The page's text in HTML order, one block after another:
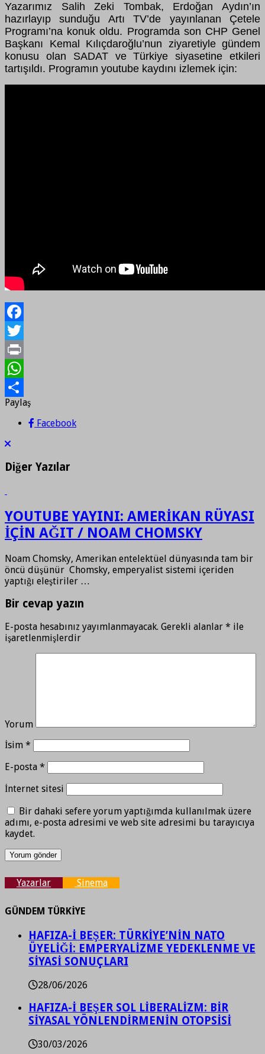
Yazarımız Salih Zeki Tombak, Erdoğan Aydın’ın
hazırlayıp sunduğu Artı TV’de yayınlanan Çetele
Programı’na konuk oldu. Programda son CHP Genel
Başkanı Kemal Kılıçdaroğlu’nun ziyaretiyle gündem
konusu olan SADAT ve Türkiye siyasetine etkileri
tartışıldı. Programın youtube kaydını izlemek için:
Facebook
Twitter
Print
WhatsApp
Paylaş
Paylaş
Facebook
Diğer Yazılar
YOUTUBE YAYINI: AMERİKAN RÜYASI
İÇİN AĞIT / NOAM CHOMSKY
Noam Chomsky, Amerikan entelektüel dünyasında tam bir
öncü düşünür Chomsky, emperyalist sistemi içeriden
yaptığı eleştiriler …
Bir cevap yazın
E-posta hesabınız yayımlanmayacak. Gerekli alanlar * ile
işaretlenmişlerdir
Yorum
İsim *
E-posta *
İnternet sitesi
Bir dahaki sefere yorum yaptığımda kullanılmak üzere
adımı, e-posta adresimi ve web site adresimi bu tarayıcıya
kaydet.
Yazarlar Sinema
GÜNDEM TÜRKİYE
HAFIZA-İ BEŞER: TÜRKİYE’NİN NATO
ÜYELİĞİ: EMPERYALİZME YEDEKLENME VE
SİYASİ SONUÇLARI
28/06/2026
HAFIZA-İ BEŞER SOL LİBERALİZM: BİR
SİYASAL YÖNLENDİRMENİN OTOPSİSİ
30/03/2026